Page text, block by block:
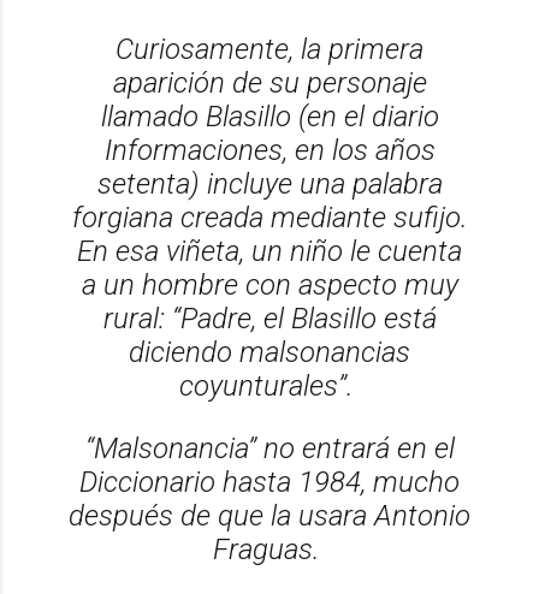
Curiosamente, la primera
aparición de su personaje
llamado Blasillo (en el diario
Informaciones, en los años
setenta) incluye una palabra
forgiana creada mediante sufijo.
En esa viñeta, un niño le cuenta
a un hombre con aspecto muy
rural: “Padre, el Blasillo está
diciendo malsonancias
coyunturales”.
“Malsonancia” no entrará en el
Diccionario hasta 1984, mucho
después de que la usara Antonio
Fraguas.